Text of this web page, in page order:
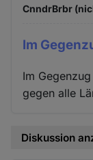
CnndrBrbr
Im
Im
gegen alle
Diskussion